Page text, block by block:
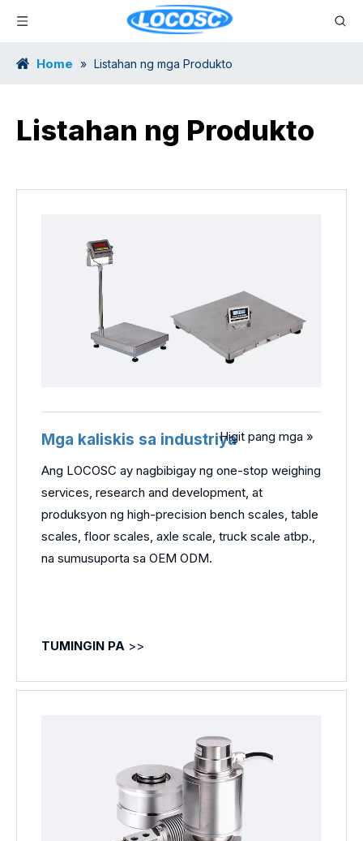
Home » Listahan ng mga Produkto
Listahan ng Produkto
Mga kaliskis sa industriyaHigit pang mga »
Ang LOCOSC ay nagbibigay ng one-stop weighing
services, research and development, at
produksyon ng high-precision bench scales, table
scales, floor scales, axle scale, truck scale atbp.,
na sumusuporta sa OEM ODM.
TUMINGIN PA >>